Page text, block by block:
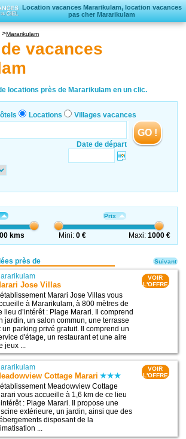
Location vacances Mararikulam, location vacances
pas cher Mararikulam
Locations vacances
Villages vacances
Mararikulam
vacances
locations près de Mararikulam en un clic.
Locations Villages vacances
Date de départ
GO !
kms
Prix
Mini:0 € Maxi: 1000 €
près de
Jose Villas
Marari Jose Villas vous
à Mararikulam, à 800 mètres de
lieu d’intérêt : Plage Marari. Il comprend
jardin, un salon commun, une terrasse
un parking privé gratuit. Il comprend un
d'étage, un restaurant et une aire
jeux ...
VOIR
L'OFFRE
Cottage Marari
Meadowview Cottage
vous accueille à 1,6 km de ce lieu
: Plage Marari. Il propose une
extérieure, un jardin, ainsi que des
disposant de la
...
VOIR
L'OFFRE
Suivant